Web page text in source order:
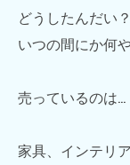
どうしたんだい
いつの間にか何
売っているのは…
家具、インテリ